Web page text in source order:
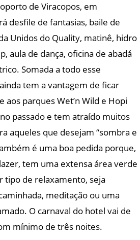
de Viracopos, em
desfile de fantasias, baile de
Unidos do Quality, matinê, hidro
aula de dança, oficina de abadá
Somada a todo esse
tem a vantagem de ficar
parques Wet’n Wild e Hopi
passado e tem atraído muitos
aqueles que desejam “sombra e
é uma boa pedida porque,
tem uma extensa área verde
tipo de relaxamento, seja
meditação ou uma
O carnaval do hotel vai de
mínimo de três noites.